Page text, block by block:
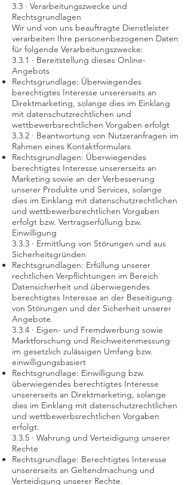
3.3 · Verarbeitungszwecke und
Rechtsgrundlagen
Wir und von uns beauftragte Dienstleister
verarbeiten Ihre personenbezogenen Daten
für folgende Verarbeitungszwecke:
3.3.1 · Bereitstellung dieses Online-
Angebots
Rechtsgrundlage: Überwiegendes
berechtigtes Interesse unsererseits an
Direktmarketing, solange dies im Einklang
mit datenschutzrechtlichen und
wettbewerbsrechtlichen Vorgaben erfolgt
3.3.2 · Beantwortung von Nutzeranfragen im
Rahmen eines Kontaktformulars
Rechtsgrundlagen: Überwiegendes
berechtigtes Interesse unsererseits an
Marketing sowie an der Verbesserung
unserer Produkte und Services, solange
dies im Einklang mit datenschutzrechtlichen
und wettbewerbsrechtlichen Vorgaben
erfolgt bzw. Vertragserfüllung bzw.
Einwilligung
3.3.3 · Ermittlung von Störungen und aus
Sicherheitsgründen
Rechtsgrundlagen: Erfüllung unserer
rechtlichen Verpflichtungen im Bereich
Datensicherheit und überwiegendes
berechtigtes Interesse an der Beseitigung
von Störungen und der Sicherheit unserer
Angebote.
3.3.4 · Eigen- und Fremdwerbung sowie
Marktforschung und Reichweitenmessung
im gesetzlich zulässigen Umfang bzw.
einwilligungsbasiert
Rechtsgrundlage: Einwilligung bzw.
überwiegendes berechtigtes Interesse
unsererseits an Direktmarketing, solange
dies im Einklang mit datenschutzrechtlichen
und wettbewerbsrechtlichen Vorgaben
erfolgt.
3.3.5 · Wahrung und Verteidigung unserer
Rechte
Rechtsgrundlage: Berechtigtes Interesse
unsererseits an Geltendmachung und
Verteidigung unserer Rechte.